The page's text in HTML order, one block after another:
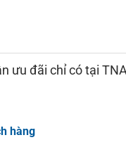
ưu đãi chỉ có tại
hàng